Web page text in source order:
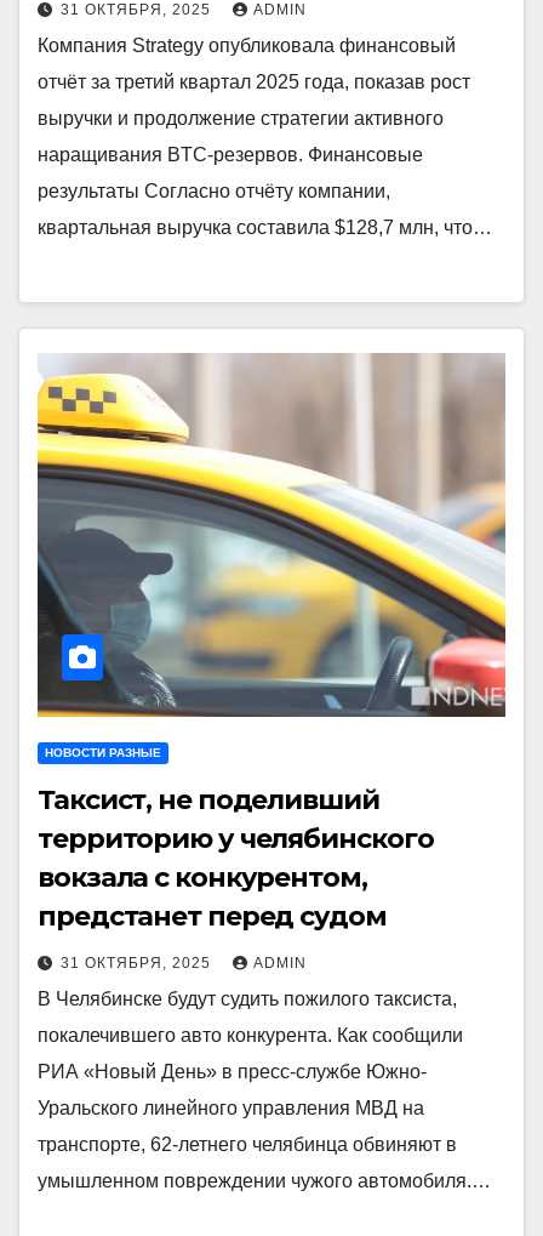
31 ОКТЯБРЯ, 2025 ADMIN
Компания Strategy опубликовала финансовый
отчёт за третий квартал 2025 года, показав рост
выручки и продолжение стратегии активного
наращивания BTC-резервов. Финансовые
результаты Согласно отчёту компании,
квартальная выручка составила $128,7 млн, что…
НОВОСТИ РАЗНЫЕ
Таксист, не поделивший
территорию у челябинского
вокзала с конкурентом,
предстанет перед судом
31 ОКТЯБРЯ, 2025 ADMIN
В Челябинске будут судить пожилого таксиста,
покалечившего авто конкурента. Как сообщили
РИА «Новый День» в пресс-службе Южно-
Уральского линейного управления МВД на
транспорте, 62-летнего челябинца обвиняют в
умышленном повреждении чужого автомобиля.…